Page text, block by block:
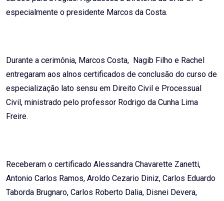
especialmente o presidente Marcos da Costa.
Durante a cerimônia, Marcos Costa, Nagib Filho e Rachel
entregaram aos alnos certificados de conclusão do curso de
especialização lato sensu em Direito Civil e Processual
Civil, ministrado pelo professor Rodrigo da Cunha Lima
Freire.
Receberam o certificado Alessandra Chavarette Zanetti,
Antonio Carlos Ramos, Aroldo Cezario Diniz, Carlos Eduardo
Taborda Brugnaro, Carlos Roberto Dalia, Disnei Devera,